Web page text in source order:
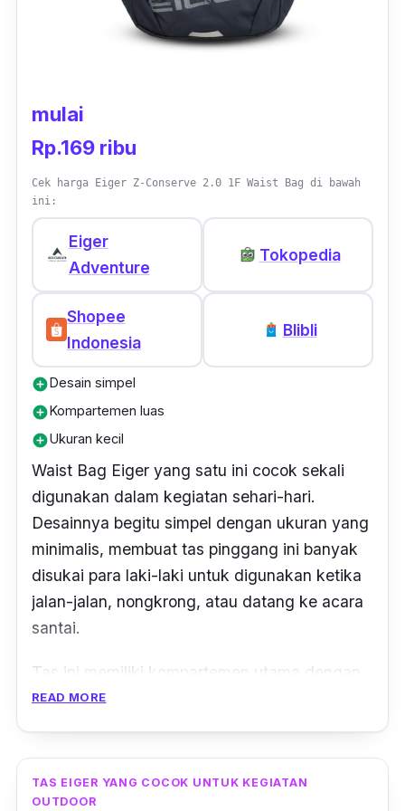
penggunaan saat beraktivitas.
Dengan desain yang praktis dan fungsional,
untuk mendukung kebutuhan sehari-hari
mulai
Rp.169 ribu
Cek harga Eiger Z-Conserve 2.0 1F Waist Bag di bawah
ini:
Eiger
Adventure
Tokopedia
Shopee
Indonesia
Blibli
add_circleDesain simpel
add_circleKompartemen luas
add_circleUkuran kecil
Waist Bag Eiger yang satu ini cocok sekali
digunakan dalam kegiatan sehari-hari.
Desainnya begitu simpel dengan ukuran yang
minimalis, membuat tas pinggang ini banyak
disukai para laki-laki untuk digunakan ketika
jalan-jalan, nongkrong, atau datang ke acara
santai.
Tas ini memiliki kompartemen utama dengan
saku dalam yang sangat berguna untuk
depan dengan resleting untuk barang-barang
yang memerlukan akses cepat. Dibuat dari
READ MORE
TAS EIGER YANG COCOK UNTUK KEGIATAN
OUTDOOR